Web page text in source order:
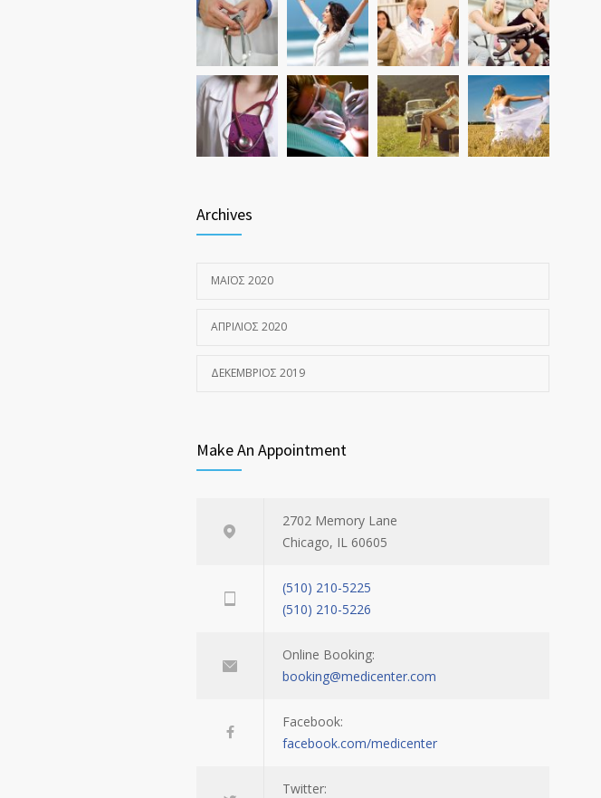
Archives
ΜΆΙΟΣ 2020
ΑΠΡΊΛΙΟΣ 2020
ΔΕΚΈΜΒΡΙΟΣ 2019
Make An Appointment
2702 Memory Lane
Chicago, IL 60605
(510) 210-5225
(510) 210-5226
Online Booking:
booking@medicenter.com
Facebook:
facebook.com/medicenter
Twitter: